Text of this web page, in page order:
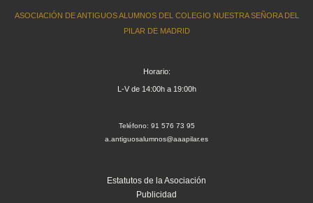
ASOCIACIÓN DE ANTIGUOS ALUMNOS DEL COLEGIO NUESTRA SEÑORA DEL
PILAR DE MADRID
Horario:
L-V de 14:00h a 19:00h
Teléfono: 91 576 73 95
a.antiguosalumnos@aaapilar.es
Estatutos de la Asociación
Publicidad